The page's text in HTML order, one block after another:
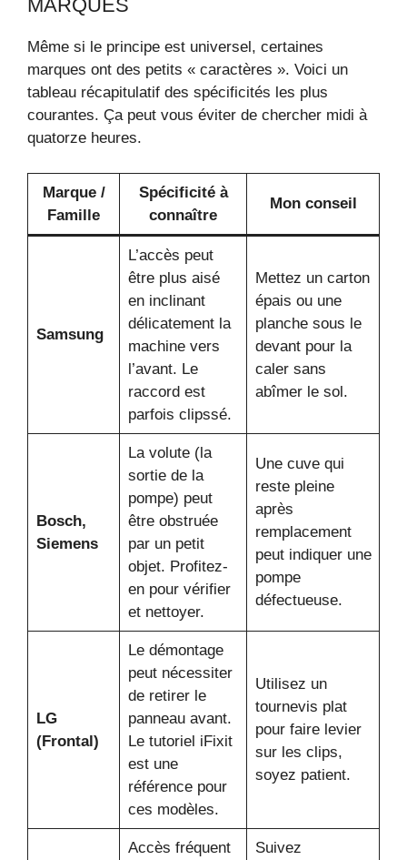
MARQUES
Même si le principe est universel, certaines
marques ont des petits « caractères ». Voici un
tableau récapitulatif des spécificités les plus
courantes. Ça peut vous éviter de chercher midi à
quatorze heures.
Marque /
Famille
Spécificité à
connaître
Mon conseil
Samsung
L’accès peut
être plus aisé
en inclinant
délicatement la
machine vers
l’avant. Le
raccord est
parfois clipssé.
Mettez un carton
épais ou une
planche sous le
devant pour la
caler sans
abîmer le sol.
Bosch,
Siemens
La volute (la
sortie de la
pompe) peut
être obstruée
par un petit
objet. Profitez-
en pour vérifier
et nettoyer.
Une cuve qui
reste pleine
après
remplacement
peut indiquer une
pompe
défectueuse.
LG
(Frontal)
Le démontage
peut nécessiter
de retirer le
panneau avant.
Le tutoriel iFixit
est une
référence pour
ces modèles.
Utilisez un
tournevis plat
pour faire levier
sur les clips,
soyez patient.
Accès fréquent
Suivez